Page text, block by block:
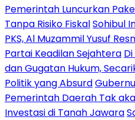
Pemerintah Luncurkan
Tanpa Risiko FiskalSohibul
PKS, Al Muzammil Yusuf
Partai Keadilan Sejahtera
dan Gugatan Hukum,
Politik yang Absurd
Pemerintah Daerah Tak
Investasi di Tanah Jawara